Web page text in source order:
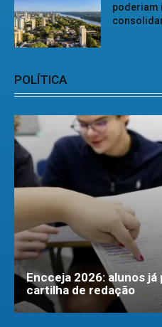
poderiam
POLÍTICA
Encceja 2026: alunos
cartilha de redação